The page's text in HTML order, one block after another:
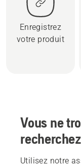
Enregistrez
votre produit
Vous ne
Utilisez notre